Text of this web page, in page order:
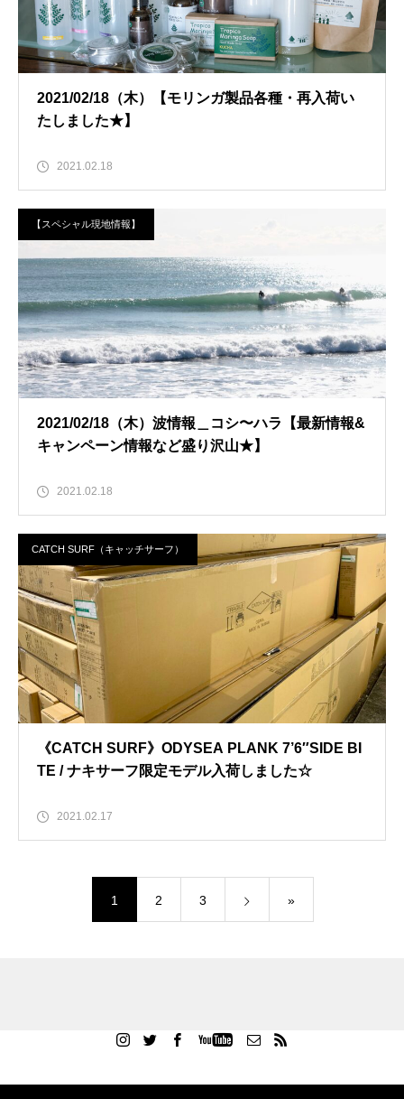
2021/02/18（木）【モリンガ製品各種・再入荷い
たしました★】
2021.02.18
【スペシャル現地情報】
2021/02/18（木）波情報＿コシ〜ハラ【最新情報&
キャンペーン情報など盛り沢山★】
2021.02.18
CATCH SURF（キャッチサーフ）
《CATCH SURF》ODYSEA PLANK 7’6″SIDE BI
TE / ナキサーフ限定モデル入荷しました☆
2021.02.17
1 2 3 »